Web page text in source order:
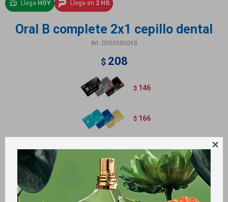

Llega HOY Llega en 2 HS
Oral B complete 2x1 cepillo dental
0000580068
$ 208
$ 146
$ 166
Métodos y costos de envío
Retiros gratuitos en tiendas